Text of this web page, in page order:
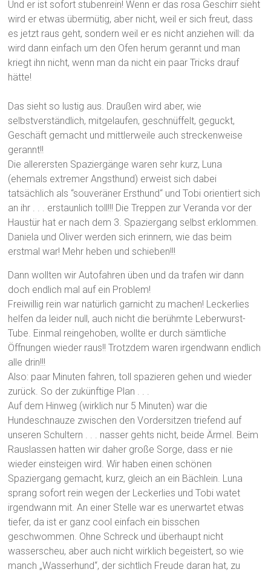
Und er ist sofort stubenrein! Wenn er das rosa Geschirr sieht
wird er etwas übermütig, aber nicht, weil er sich freut, dass
es jetzt raus geht, sondern weil er es nicht anziehen will: da
wird dann einfach um den Ofen herum gerannt und man
kriegt ihn nicht, wenn man da nicht ein paar Tricks drauf
hätte!
Das sieht so lustig aus. Draußen wird aber, wie
selbstverständlich, mitgelaufen, geschnüffelt, geguckt,
Geschäft gemacht und mittlerweile auch streckenweise
gerannt!!
Die allerersten Spaziergänge waren sehr kurz, Luna
(ehemals extremer Angsthund) erweist sich dabei
tatsächlich als “souveräner Ersthund“ und Tobi orientiert sich
an ihr . . . erstaunlich toll!!! Die Treppen zur Veranda vor der
Haustür hat er nach dem 3. Spaziergang selbst erklommen.
Daniela und Oliver werden sich erinnern, wie das beim
erstmal war! Mehr heben und schieben!!!
Dann wollten wir Autofahren üben und da trafen wir dann
doch endlich mal auf ein Problem!
Freiwillig rein war natürlich garnicht zu machen! Leckerlies
helfen da leider null, auch nicht die berühmte Leberwurst-
Tube. Einmal reingehoben, wollte er durch sämtliche
Öffnungen wieder raus!! Trotzdem waren irgendwann endlich
alle drin!!!
Also: paar Minuten fahren, toll spazieren gehen und wieder
zurück. So der zukünftige Plan . . .
Auf dem Hinweg (wirklich nur 5 Minuten) war die
Hundeschnauze zwischen den Vordersitzen triefend auf
unseren Schultern . . . nasser gehts nicht, beide Ärmel. Beim
Rauslassen hatten wir daher große Sorge, dass er nie
wieder einsteigen wird. Wir haben einen schönen
Spaziergang gemacht, kurz, gleich an ein Bächlein. Luna
sprang sofort rein wegen der Leckerlies und Tobi watet
irgendwann mit. An einer Stelle war es unerwartet etwas
tiefer, da ist er ganz cool einfach ein bisschen
geschwommen. Ohne Schreck und überhaupt nicht
wasserscheu, aber auch nicht wirklich begeistert, so wie
manch „Wasserhund“, der sichtlich Freude daran hat, zu